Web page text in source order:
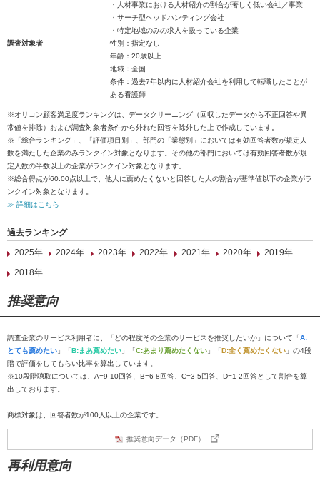
・人材事業における人材紹介の割合が著しく低い会社／事業
・サーチ型ヘッドハンティング会社
・特定地域のみの求人を扱っている企業
調査対象者
性別：指定なし
年齢：20歳以上
地域：全国
条件：過去7年以内に人材紹介会社を利用して転職したことが
ある看護師
※オリコン顧客満足度ランキングは、データクリーニング（回収したデータから不正回答や異
常値を排除）および調査対象者条件から外れた回答を除外した上で作成しています。
※「総合ランキング」、「評価項目別」、部門の「業態別」においては有効回答者数が規定人
数を満たした企業のみランクイン対象となります。その他の部門においては有効回答者数が規
定人数の半数以上の企業がランクイン対象となります。
※総合得点が60.00点以上で、他人に薦めたくないと回答した人の割合が基準値以下の企業がラ
ンクイン対象となります。
≫ 詳細はこちら
過去ランキング
2025年
2024年 2023年 2022年 2021年 2020年
2019年
2018年
推奨意向
調査企業のサービス利用者に、「どの程度その企業のサービスを推奨したいか」について「A:
とても薦めたい 」「B:まあ薦めたい 」「C:あまり薦めたくない 」「D:全く薦めたくない 」の4段
階で評価をしてもらい比率を算出しています。
※10段階聴取については、A=9-10回答、B=6-8回答、C=3-5回答、D=1-2回答として割合を算
出しております。
商標対象は、回答者数が100人以上の企業です。
推奨意向データ（PDF）
再利用意向